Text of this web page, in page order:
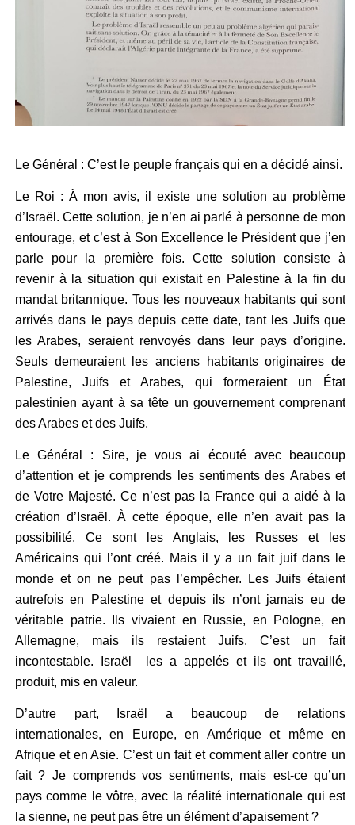
Le Général : C’est le peuple français qui en a décidé ainsi.
Le Roi : À mon avis, il existe une solution au problème
d’Israël. Cette solution, je n’en ai parlé à personne de mon
entourage, et c’est à Son Excellence le Président que j’en
parle pour la première fois. Cette solution consiste à
revenir à la situation qui existait en Palestine à la fin du
mandat britannique. Tous les nouveaux habitants qui sont
arrivés dans le pays depuis cette date, tant les Juifs que
les Arabes, seraient renvoyés dans leur pays d’origine.
Seuls demeuraient les anciens habitants originaires de
Palestine, Juifs et Arabes, qui formeraient un État
palestinien ayant à sa tête un gouvernement comprenant
des Arabes et des Juifs.
Le Général : Sire, je vous ai écouté avec beaucoup
d’attention et je comprends les sentiments des Arabes et
de Votre Majesté. Ce n’est pas la France qui a aidé à la
création d’Israël. À cette époque, elle n’en avait pas la
possibilité. Ce sont les Anglais, les Russes et les
Américains qui l’ont créé. Mais il y a un fait juif dans le
monde et on ne peut pas l’empêcher. Les Juifs étaient
autrefois en Palestine et depuis ils n’ont jamais eu de
véritable patrie. Ils vivaient en Russie, en Pologne, en
Allemagne, mais ils restaient Juifs. C’est un fait
incontestable. Israël les a appelés et ils ont travaillé,
produit, mis en valeur.
D’autre part, Israël a beaucoup de relations
internationales, en Europe, en Amérique et même en
Afrique et en Asie. C’est un fait et comment aller contre un
fait ? Je comprends vos sentiments, mais est-ce qu’un
pays comme le vôtre, avec la réalité internationale qui est
la sienne, ne peut pas être un élément d’apaisement ?